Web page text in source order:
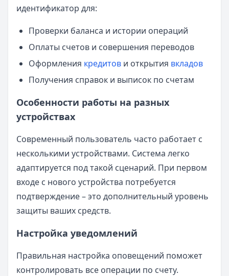
идентификатор для:
Проверки баланса и истории операций
Оплаты счетов и совершения переводов
Оформления кредитов и открытия вкладов
Получения справок и выписок по счетам
Особенности работы на разных
устройствах
Современный пользователь часто работает с
несколькими устройствами. Система легко
адаптируется под такой сценарий. При первом
входе с нового устройства потребуется
подтверждение – это дополнительный уровень
защиты ваших средств.
Настройка уведомлений
Правильная настройка оповещений поможет
контролировать все операции по счету.